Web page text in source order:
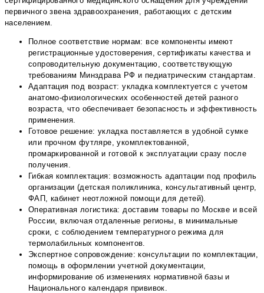
первичного звена здравоохранения, работающих с детским
населением.
Полное соответствие нормам: все компоненты имеют
регистрационные удостоверения, сертификаты качества и
сопроводительную документацию, соответствующую
требованиям Минздрава РФ и педиатрическим стандартам.
Адаптация под возраст: укладка комплектуется с учетом
анатомо-физиологических особенностей детей разного
возраста, что обеспечивает безопасность и эффективность
применения.
Готовое решение: укладка поставляется в удобной сумке
или прочном футляре, укомплектованной,
промаркированной и готовой к эксплуатации сразу после
получения.
Гибкая комплектация: возможность адаптации под профиль
организации (детская поликлиника, консультативный центр,
ФАП, кабинет неотложной помощи для детей).
Оперативная логистика: доставим товары по Москве и всей
России, включая отдаленные регионы, в минимальные
сроки, с соблюдением температурного режима для
термолабильных компонентов.
Экспертное сопровождение: консультации по комплектации,
помощь в оформлении учетной документации,
информирование об изменениях нормативной базы и
Национального календаря прививок.